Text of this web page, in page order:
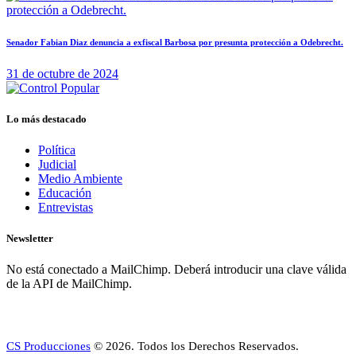
Senador Fabian Diaz denuncia a exfiscal Barbosa por presunta protección a Odebrecht.
31 de octubre de 2024
Lo más destacado
Política
Judicial
Medio Ambiente
Educación
Entrevistas
Newsletter
No está conectado a MailChimp. Deberá introducir una clave válida
de la API de MailChimp.
CS Producciones © 2026. Todos los Derechos Reservados.